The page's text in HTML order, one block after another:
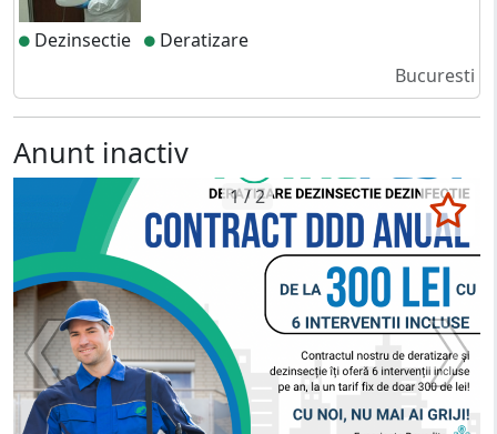
Dezinsectie
Deratizare
Bucuresti
Anunt inactiv
1 / 2